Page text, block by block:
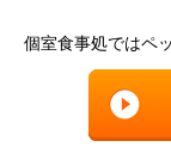
個室食事処ではペ